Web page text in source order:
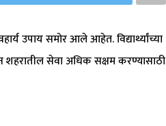
उपाय समोर आले आहेत. विद्यार्थ्यांच्या
सेवा अधिक सक्षम करण्यासाठी